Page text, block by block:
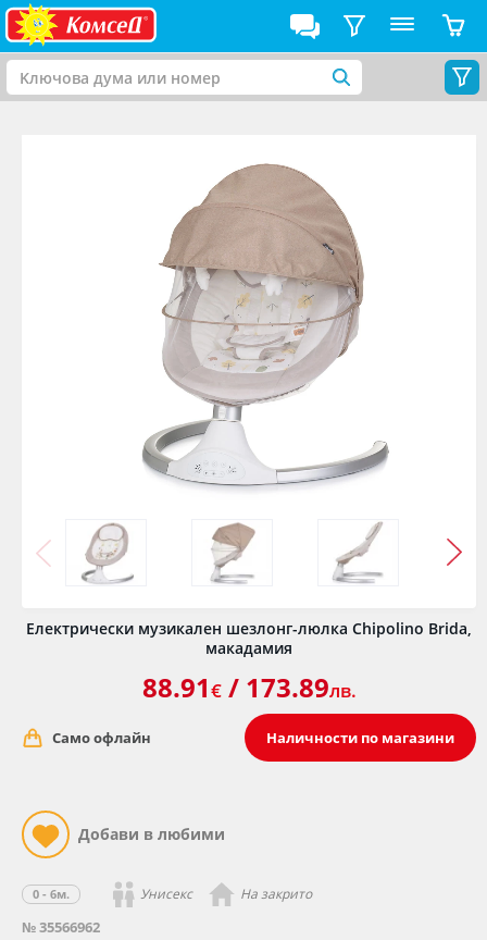
Електрически музикален шезлонг-люлка Chipolino Brida,
макадамия
№ 35566962
0 - 6м. Унисекс На закрито
88.91€/ 173.89лв.
Само офлайн Наличности по магазини